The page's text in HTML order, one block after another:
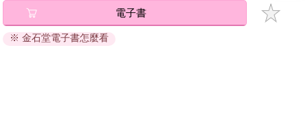
電子書
※ 金石堂電子書怎麼看